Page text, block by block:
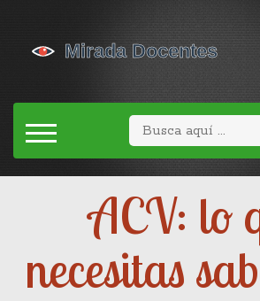
ACV: lo
necesitas